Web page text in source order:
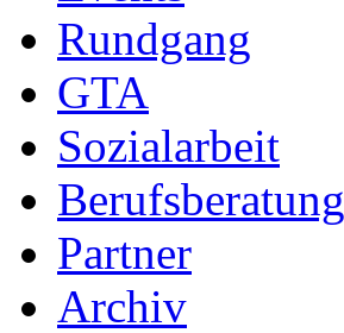
Rundgang
GTA
Sozialarbeit
Berufsberatung
Partner
Archiv